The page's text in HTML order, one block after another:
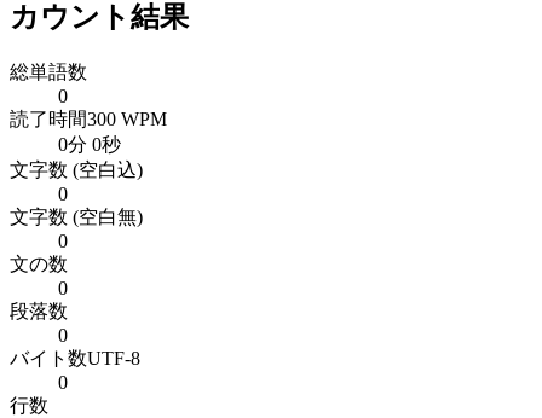
カウント結果
総単語数
0
読了時間300 WPM
0分 0秒
文字数 (空白込)
0
文字数 (空白無)
0
文の数
0
段落数
0
バイト数UTF-8
0
行数